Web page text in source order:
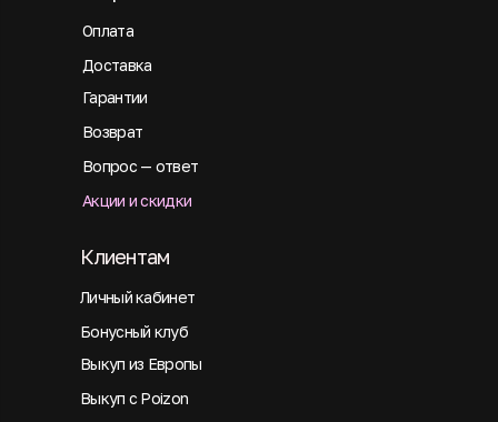
Оплата
Доставка
Гарантии
Возврат
Вопрос — ответ
Акции и скидки
Личный кабинет
Клиентам
Бонусный клуб
Выкуп из Европы
Выкуп с Poizon